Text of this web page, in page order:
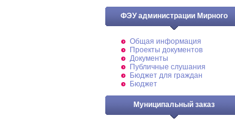
ФЭУ администрации Мирного
Общая информация
Проекты документов
Документы
Публичные слушания
Бюджет для граждан
Бюджет
Муниципальный заказ